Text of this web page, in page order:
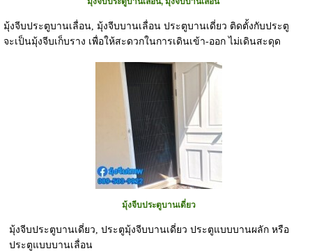
มุ้งจีบประตูบานเลื่อน, มุ้งจีบบานเลื่อน ประตูบานเดี่ยว ติดตั้งกับประตู
จะเป็นมุ้งจีบเก็บราง เพื่อให้สะดวกในการเดินเข้า-ออก ไม่เดินสะดุด
มุ้งจีบประตูบานเดี่ยว
มุ้งจีบประตูบานเดี่ยว, ประตูมุ้งจีบบานเดี่ยว ประตูแบบบานผลัก หรือ
ประตูแบบบานเลื่อน